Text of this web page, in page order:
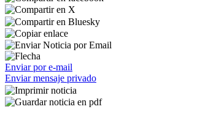
Enviar por e-mail
Enviar mensaje privado